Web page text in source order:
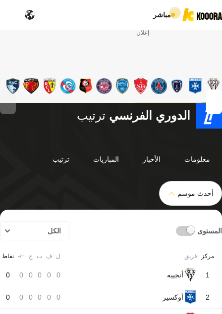
مباشر
إعلان
الدوري الفرنسي ترتيب
معلومات الأخبار المباريات ترتيب
أحدث موسم
المستوى الكل
مركز فريق ل ف ت خ +/- نقاط
1 أنجييه 0
0
0
0
0
0
2 أوكسير 0
0
0
0
0
0